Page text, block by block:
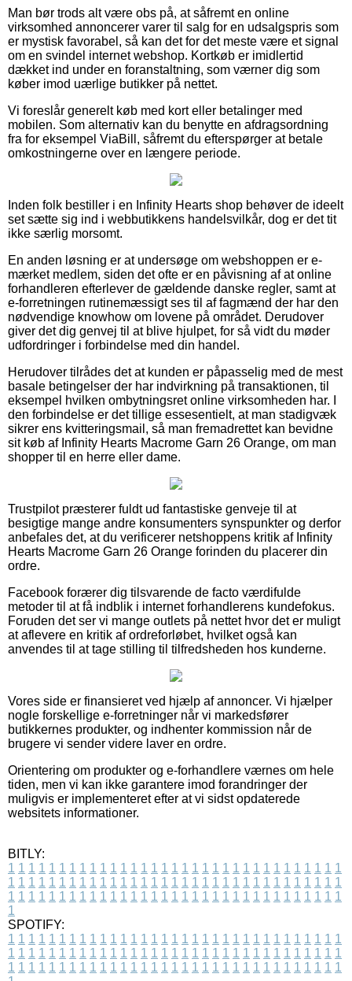
Man bør trods alt være obs på, at såfremt en online
virksomhed annoncerer varer til salg for en udsalgspris som
er mystisk favorabel, så kan det for det meste være et signal
om en svindel internet webshop. Kortkøb er imidlertid
dækket ind under en foranstaltning, som værner dig som
køber imod uærlige butikker på nettet.
Vi foreslår generelt køb med kort eller betalinger med
mobilen. Som alternativ kan du benytte en afdragsordning
fra for eksempel ViaBill, såfremt du efterspørger at betale
omkostningerne over en længere periode.
Inden folk bestiller i en Infinity Hearts shop behøver de ideelt
set sætte sig ind i webbutikkens handelsvilkår, dog er det tit
ikke særlig morsomt.
En anden løsning er at undersøge om webshoppen er e-
mærket medlem, siden det ofte er en påvisning af at online
forhandleren efterlever de gældende danske regler, samt at
e-forretningen rutinemæssigt ses til af fagmænd der har den
nødvendige knowhow om lovene på området. Derudover
giver det dig genvej til at blive hjulpet, for så vidt du møder
udfordringer i forbindelse med din handel.
Herudover tilrådes det at kunden er påpasselig med de mest
basale betingelser der har indvirkning på transaktionen, til
eksempel hvilken ombytningsret online virksomheden har. I
den forbindelse er det tillige essesentielt, at man stadigvæk
sikrer ens kvitteringsmail, så man fremadrettet kan bevidne
sit køb af Infinity Hearts Macrome Garn 26 Orange, om man
shopper til en herre eller dame.
Trustpilot præsterer fuldt ud fantastiske genveje til at
besigtige mange andre konsumenters synspunkter og derfor
anbefales det, at du verificerer netshoppens kritik af Infinity
Hearts Macrome Garn 26 Orange forinden du placerer din
ordre.
Facebook forærer dig tilsvarende de facto værdifulde
metoder til at få indblik i internet forhandlerens kundefokus.
Foruden det ser vi mange outlets på nettet hvor det er muligt
at aflevere en kritik af ordreforløbet, hvilket også kan
anvendes til at tage stilling til tilfredsheden hos kunderne.
Vores side er finansieret ved hjælp af annoncer. Vi hjælper
nogle forskellige e-forretninger når vi markedsfører
butikkernes produkter, og indhenter kommission når de
brugere vi sender videre laver en ordre.
Orientering om produkter og e-forhandlere værnes om hele
tiden, men vi kan ikke garantere imod forandringer der
muligvis er implementeret efter at vi sidst opdaterede
websitets informationer.
BITLY:
1 1 1 1 1 1 1 1 1 1 1 1 1 1 1 1 1 1 1 1 1 1 1 1 1 1 1 1 1 1 1 1 1
1 1 1 1 1 1 1 1 1 1 1 1 1 1 1 1 1 1 1 1 1 1 1 1 1 1 1 1 1 1 1 1 1
1 1 1 1 1 1 1 1 1 1 1 1 1 1 1 1 1 1 1 1 1 1 1 1 1 1 1 1 1 1 1 1 1
1
SPOTIFY:
1 1 1 1 1 1 1 1 1 1 1 1 1 1 1 1 1 1 1 1 1 1 1 1 1 1 1 1 1 1 1 1 1
1 1 1 1 1 1 1 1 1 1 1 1 1 1 1 1 1 1 1 1 1 1 1 1 1 1 1 1 1 1 1 1 1
1 1 1 1 1 1 1 1 1 1 1 1 1 1 1 1 1 1 1 1 1 1 1 1 1 1 1 1 1 1 1 1 1